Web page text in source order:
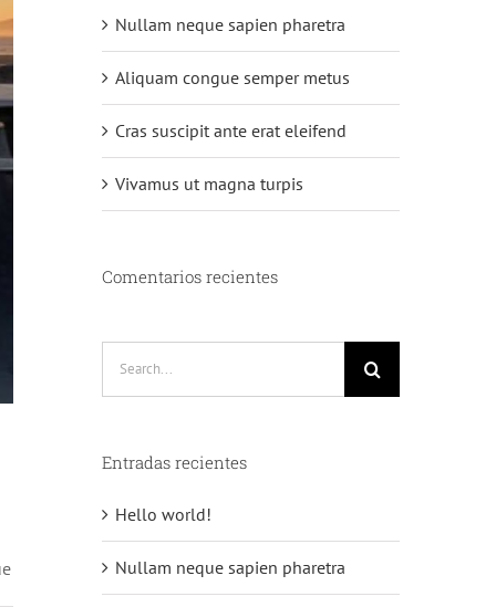
Nullam neque sapien pharetra
Aliquam congue semper metus
Cras suscipit ante erat eleifend
Vivamus ut magna turpis
Comentarios recientes
Entradas recientes
Hello world!
Nullam neque sapien pharetra